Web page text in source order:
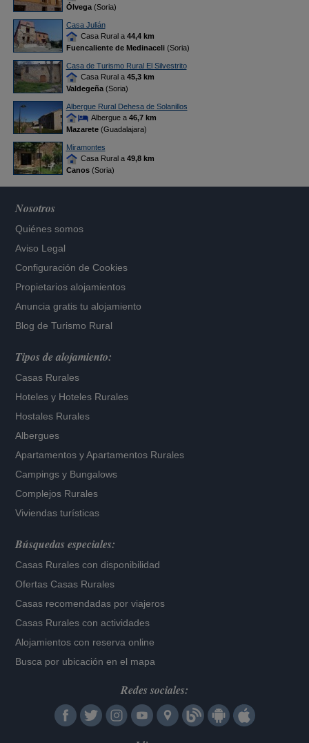
Ólvega(Soria)
Casa Julián
Casa Rural a 44,4 km
Fuencaliente de Medinaceli(Soria)
Casa de Turismo Rural El Silvestrito
Casa Rural a 45,3 km
Valdegeña(Soria)
Albergue Rural Dehesa de Solanillos
Albergue a 46,7 km
Mazarete(Guadalajara)
Miramontes
Casa Rural a 49,8 km
Canos(Soria)
Nosotros
Quiénes somos
Aviso Legal
Configuración de Cookies
Propietarios alojamientos
Anuncia gratis tu alojamiento
Blog de Turismo Rural
Tipos de alojamiento:
Casas Rurales
Hoteles y Hoteles Rurales
Hostales Rurales
Albergues
Apartamentos yApartamentos Rurales
Campings y Bungalows
Complejos Rurales
Viviendas turísticas
Búsquedas especiales:
Casas Rurales con disponibilidad
Ofertas Casas Rurales
Casas recomendadas por viajeros
Casas Rurales con actividades
Alojamientos con reserva online
Busca por ubicación en el mapa
Redes sociales: